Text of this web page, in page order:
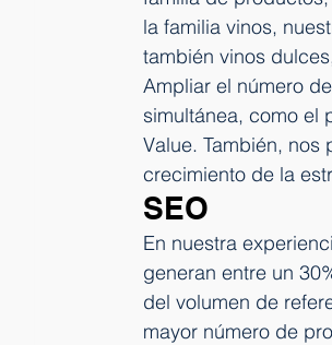
la familia vinos,
también vinos
Ampliar el número
simultánea, como el
Value. También,
crecimiento de la
SEO
En nuestra
generan entre un
del volumen de
mayor número de